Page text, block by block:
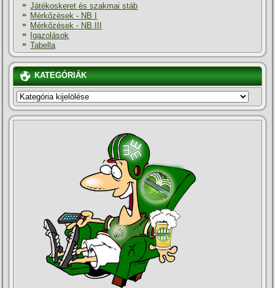
Játékoskeret és szakmai stáb
Mérkőzések - NB I
Mérkőzések - NB III
Igazolások
Tabella
KATEGÓRIÁK
KATEGÓRIÁK